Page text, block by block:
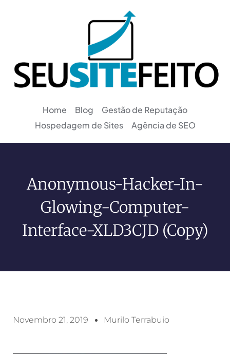
Home Blog
Gestão de Reputação
Hospedagem de Sites
Agência de SEO
Anonymous-Hacker-In-
Glowing-Computer-
Interface-XLD3CJD (Copy)
Novembro 21, 2019 Murilo Terrabuio